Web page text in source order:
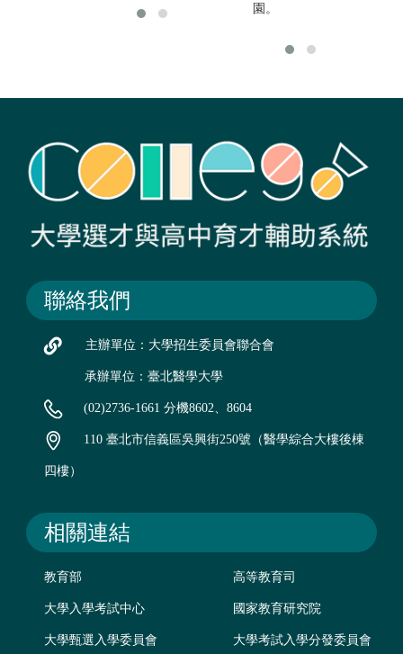
園。
聯絡我們
主辦單位：大學招生委員會聯合會
承辦單位：臺北醫學大學
(02)2736-1661 分機8602、8604
110 臺北市信義區吳興街250號（醫學綜合大樓後棟
四樓）
相關連結
教育部 高等教育司
大學入學考試中心 國家教育研究院
大學甄選入學委員會 大學考試入學分發委員會